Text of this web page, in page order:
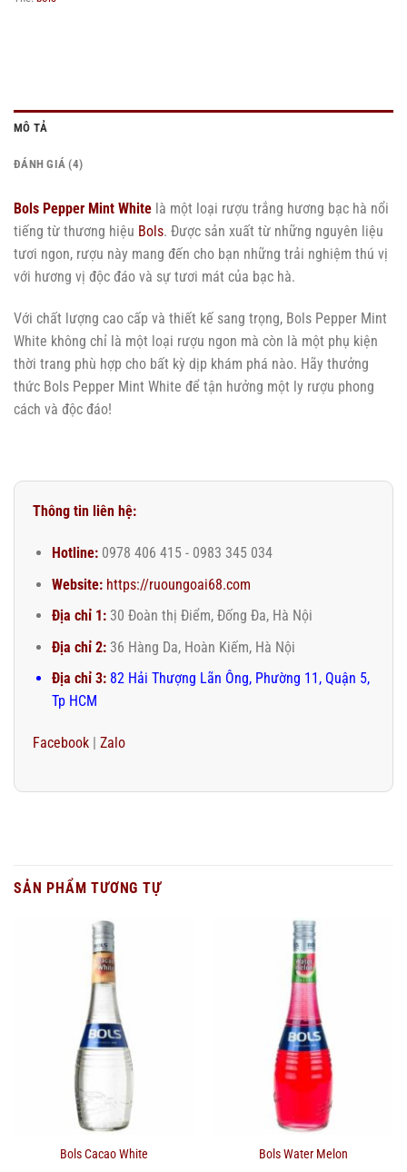
MÔ TẢ
ĐÁNH GIÁ (4)
Bols Pepper Mint White là một loại rượu trắng hương bạc hà nổi
tiếng từ thương hiệu Bols. Được sản xuất từ những nguyên liệu
tươi ngon, rượu này mang đến cho bạn những trải nghiệm thú vị
với hương vị độc đáo và sự tươi mát của bạc hà.
Với chất lượng cao cấp và thiết kế sang trọng, Bols Pepper Mint
White không chỉ là một loại rượu ngon mà còn là một phụ kiện
thời trang phù hợp cho bất kỳ dịp khám phá nào. Hãy thưởng
thức Bols Pepper Mint White để tận hưởng một ly rượu phong
cách và độc đáo!
Thông tin liên hệ:
Hotline:0978 406 415 - 0983 345 034
Website: https://ruoungoai68.com
Địa chỉ 1:30 Đoàn thị Điểm, Đống Đa, Hà Nội
Địa chỉ 2:36 Hàng Da, Hoàn Kiếm, Hà Nội
Địa chỉ 3:82 Hải Thượng Lãn Ông, Phường 11, Quận 5,
Tp HCM
Facebook Zalo
SẢN PHẨM TƯƠNG TỰ
Bols Cacao White Bols Water Melon